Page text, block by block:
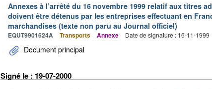
Annexes à l’arrêté du 16 novembre 1999 relatif aux titres
doivent être détenus par les entreprises effectuant en
marchandises (texte non paru au Journal officiel)
EQUT9901624A Transports Annexe Date de signature : 16-11-1999
Document principal
Signé le : 19-07-2000